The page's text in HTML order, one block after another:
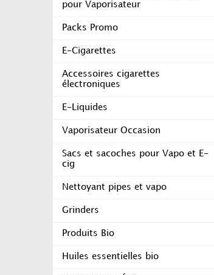
pour Vaporisateur
Packs Promo
E-Cigarettes
Accessoires cigarettes
électroniques
E-Liquides
Vaporisateur Occasion
Sacs et sacoches pour Vapo et E-
cig
Nettoyant pipes et vapo
Grinders
Produits Bio
Huiles essentielles bio